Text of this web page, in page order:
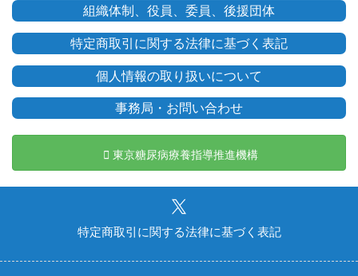
組織体制、役員、委員、後援団体
特定商取引に関する法律に基づく表記
個人情報の取り扱いについて
事務局・お問い合わせ
東京糖尿病療養指導推進機構
特定商取引に関する法律に基づく表記